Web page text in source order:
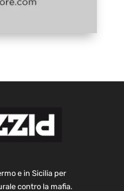
e in Sicilia per
contro la mafia.